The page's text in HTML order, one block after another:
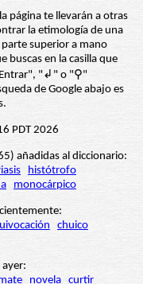
página te llevarán a otras
la etimología de una
superior a mano
buscas en la casilla que
"Entrar", "↲" o "⚲"
de Google abajo es
PDT 2026
añadidas al diccionario:
histótrofo
monocárpico
chuico
ayer:
novela curtir